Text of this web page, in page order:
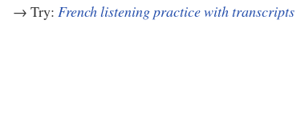
→ Try: French listening practice with transcripts